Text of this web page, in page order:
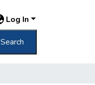
Log In
Search